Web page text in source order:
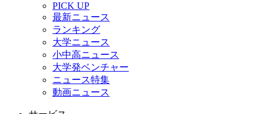
PICK UP
最新ニュース
ランキング
大学ニュース
小中高ニュース
大学発ベンチャー
ニュース特集
動画ニュース